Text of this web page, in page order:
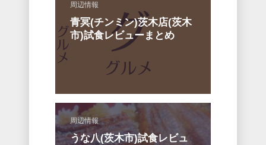
周辺情報
青冥(チンミン)茨木店(茨木
市)試食レビューまとめ
周辺情報
うな八(茨木市)試食レビュ